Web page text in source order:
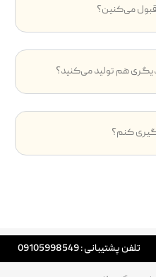
قبول می‌کنین؟
دیگری هم تولید می‌کنید؟
کنم؟
تلفن پشتیبانی : 09105998549